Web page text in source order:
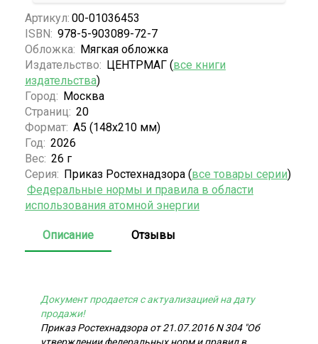
Артикул: 00-01036453
ISBN: 978-5-903089-72-7
Обложка: Мягкая обложка
Издательство: ЦЕНТРМАГ (все книги
издательства)
Город: Москва
Страниц: 20
Формат: А5 (148x210 мм)
Год: 2026
Вес: 26 г
Серия: Приказ Ростехнадзора (все товары серии)
Федеральные нормы и правила в области
использования атомной энергии
Описание Отзывы
Документ продается с актуализацией на дату
продажи!
Приказ Ростехнадзора от 21.07.2016 N 304 "Об